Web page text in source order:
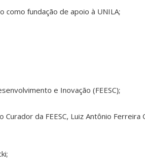
como fundação de apoio à UNILA;
e Inovação (FEESC);
da FEESC, Luiz Antônio Ferreira